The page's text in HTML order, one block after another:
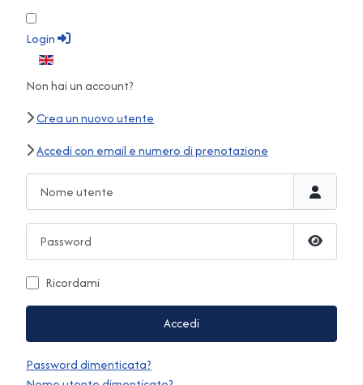
Login
Seleziona la tua lingua
Non hai un account?
Crea un nuovo utente
Accedi con email e numero di prenotazione
Mostra
Ricordami
Accedi
Password dimenticata?